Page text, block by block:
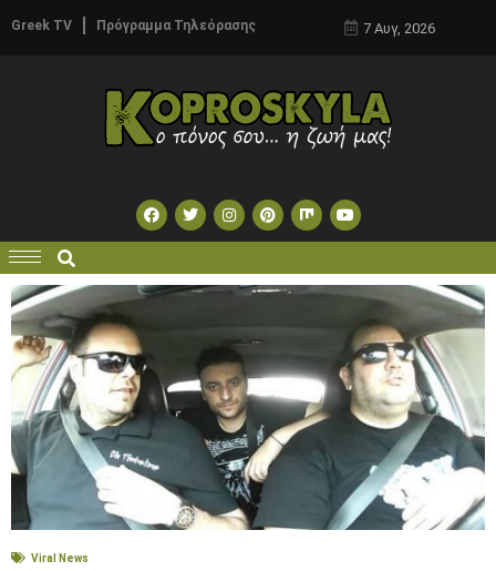
Greek TV Πρόγραμμα Τηλεόρασης 7 Αυγ, 2026
Viral News